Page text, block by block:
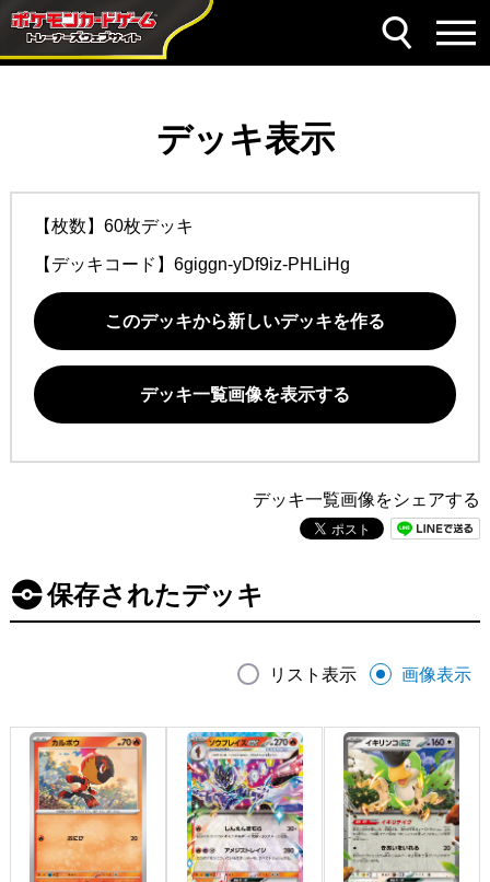
デッキ表示
【枚数】60枚デッキ
【デッキコード】 6giggn-yDf9iz-PHLiHg
このデッキから新しいデッキを作る
デッキ一覧画像を表示する
デッキ一覧画像をシェアする
保存されたデッキ
リスト表示 画像表示